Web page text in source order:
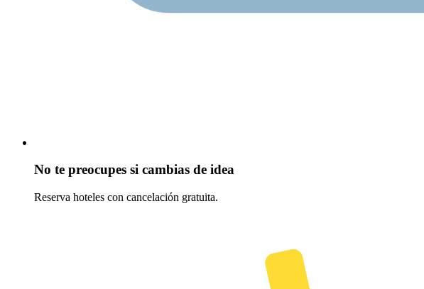
No te preocupes si cambias de idea
Reserva hoteles con cancelación gratuita.